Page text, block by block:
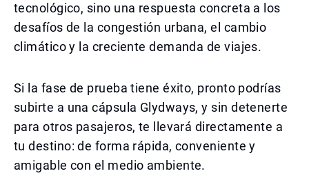
tecnológico, sino una respuesta concreta a los
desafíos de la congestión urbana, el cambio
climático y la creciente demanda de viajes.
Si la fase de prueba tiene éxito, pronto podrías
subirte a una cápsula Glydways, y sin detenerte
para otros pasajeros, te llevará directamente a
tu destino: de forma rápida, conveniente y
amigable con el medio ambiente.